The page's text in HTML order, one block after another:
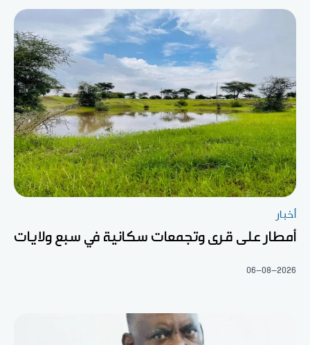
أخبار
أمطار على قرى وتجمعات سكانية في سبع ولايات
06-08-2026